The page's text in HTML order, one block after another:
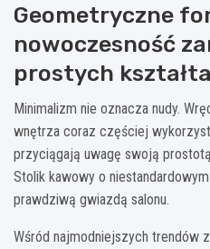
Geometryczne
nowoczesność
prostych
Minimalizm nie oznacza nudy.
wnętrza coraz częściej
przyciągają uwagę swoją
Stolik kawowy o
prawdziwą gwiazdą salonu.
Wśród najmodniejszych trendów